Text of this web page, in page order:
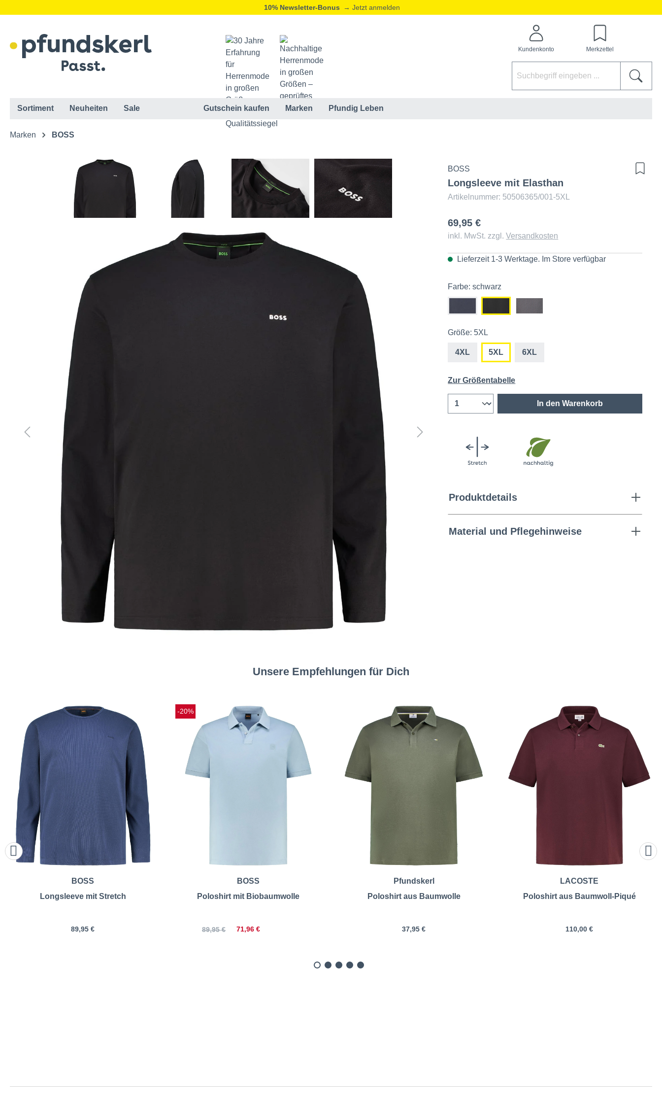
10% Newsletter-Bonus → Jetzt anmelden
Kundenkonto Merkzettel
Sortiment Neuheiten Sale Gutschein kaufen Marken Pfundig Leben
Marken BOSS
BOSS
Longsleeve mit Elasthan
Artikelnummer: 50506365/001-5XL
69,95 €
inkl. MwSt. zzgl.Versandkosten
Lieferzeit 1-3 Werktage. Im Store verfügbar
Farbe: schwarz
Größe: 5XL
4XL 5XL 6XL
Zur Größentabelle
In den Warenkorb
Produktdetails
Material und Pflegehinweise
Unsere Empfehlungen für Dich
BOSS
Longsleeve mit Stretch
89,95 €
BOSS
Poloshirt mit Biobaumwolle
71,96 €
89,95 €
-20%
Pfundskerl
Poloshirt aus Baumwolle
37,95 €
LACOSTE
Poloshirt aus Baumwoll-Piqué
110,00 €